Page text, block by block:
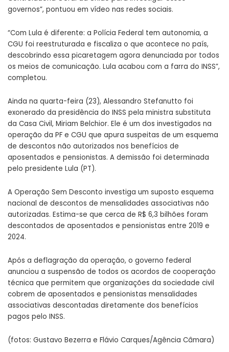
governos”, pontuou em vídeo nas redes sociais.
“Com Lula é diferente: a Polícia Federal tem autonomia, a
CGU foi reestruturada e fiscaliza o que acontece no país,
descobrindo essa picaretagem agora denunciada por todos
os meios de comunicação. Lula acabou com a farra do INSS”,
completou.
Ainda na quarta-feira (23), Alessandro Stefanutto foi
exonerado da presidência do INSS pela ministra substituta
da Casa Civil, Miriam Belchior. Ele é um dos investigados na
operação da PF e CGU que apura suspeitas de um esquema
de descontos não autorizados nos benefícios de
aposentados e pensionistas. A demissão foi determinada
pelo presidente Lula (PT).
A Operação Sem Desconto investiga um suposto esquema
nacional de descontos de mensalidades associativas não
autorizadas. Estima-se que cerca de R$ 6,3 bilhões foram
descontados de aposentados e pensionistas entre 2019 e
2024.
Após a deflagração da operação, o governo federal
anunciou a suspensão de todos os acordos de cooperação
técnica que permitem que organizações da sociedade civil
cobrem de aposentados e pensionistas mensalidades
associativas descontadas diretamente dos benefícios
pagos pelo INSS.
(fotos: Gustavo Bezerra e Flávio Carques/Agência Câmara)